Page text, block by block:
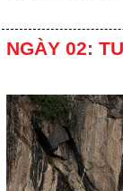
NGÀY 02: